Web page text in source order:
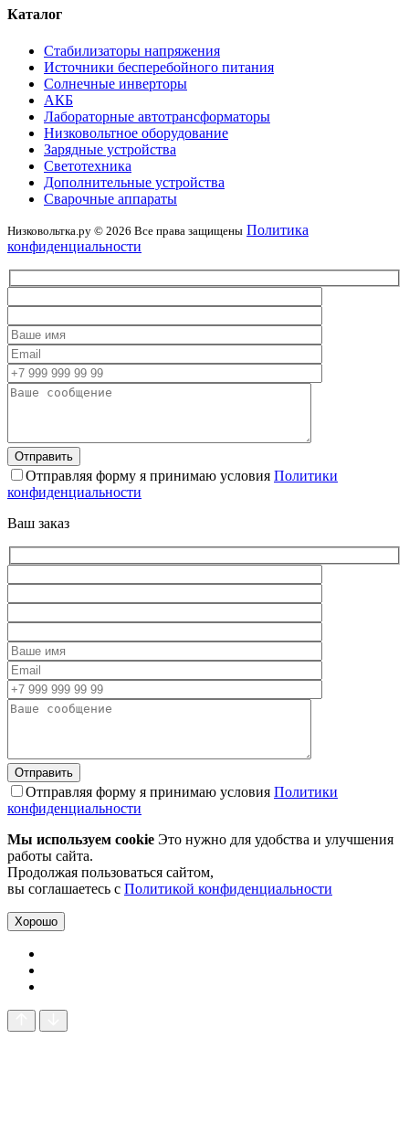
Каталог
Стабилизаторы напряжения
Источники бесперебойного питания
Солнечные инверторы
АКБ
Лабораторные автотрансформаторы
Низковольтное оборудование
Зарядные устройства
Светотехника
Дополнительные устройства
Сварочные аппараты
Низковольтка.ру © 2026 Все права защищены Политика
конфиденциальности
Отправляя форму я принимаю условия Политики
конфиденциальности
Ваш заказ
Отправляя форму я принимаю условия Политики
конфиденциальности
Мы используем cookie Это нужно для удобства и улучшения
работы сайта.
Продолжая пользоваться сайтом,
вы соглашаетесь с Политикой конфиденциальности
Хорошо